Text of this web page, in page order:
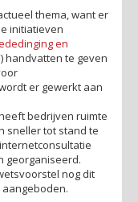
thema, want er
initiatieven
en
handvatten te geven
er gewerkt aan
bedrijven ruimte
sneller tot stand te
georganiseerd.
nog dit